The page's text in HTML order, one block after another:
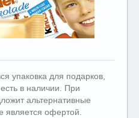
упаковка для подарков,
в наличии. При
альтернативные
является офертой.